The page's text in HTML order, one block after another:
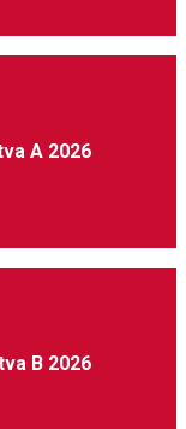
A 2026
B 2026